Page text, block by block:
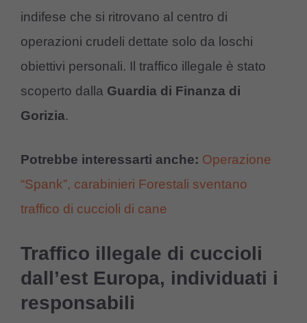
indifese che si ritrovano al centro di
operazioni crudeli dettate solo da loschi
obiettivi personali. Il traffico illegale è stato
scoperto dalla Guardia di Finanza di
Gorizia.
Potrebbe interessarti anche: Operazione
“Spank”, carabinieri Forestali sventano
traffico di cuccioli di cane
Traffico illegale di cuccioli
dall’est Europa, individuati i
responsabili